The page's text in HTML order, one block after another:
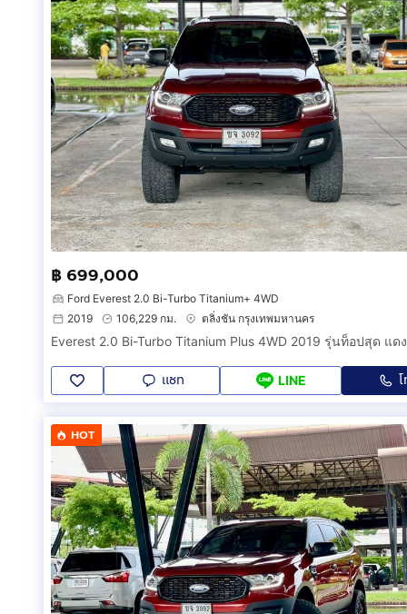
฿ 699,000
Ford Everest 2.0 Bi-Turbo Titanium+ 4WD
2019
106,229 กม. ตลิ่งชัน กรุงเทพมหานคร
แชท LINE
HOT